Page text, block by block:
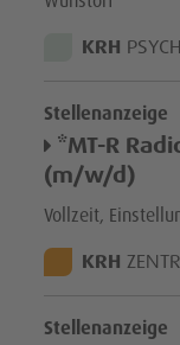
STANDORT:
KRH
Stellenanzeige
*MT-R
(m/w/d)
Vollzeit,
STANDORT:
KRH
Stellenanzeige